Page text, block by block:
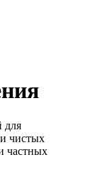
для
чистых
частных